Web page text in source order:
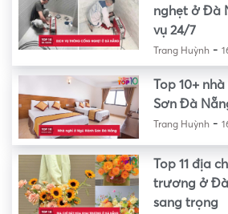
nghẹt ở Đà
vụ 24/7
Trang Huỳnh-
Top 10+
Sơn Đà
Trang Huỳnh-
Top 11 địa
trương ở
sang trọng